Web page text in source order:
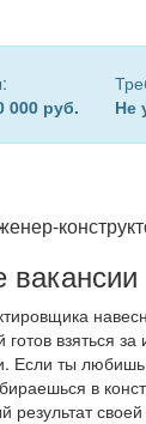
000 руб.
Не
вакансии
взяться
Если ты любишь
в
результат